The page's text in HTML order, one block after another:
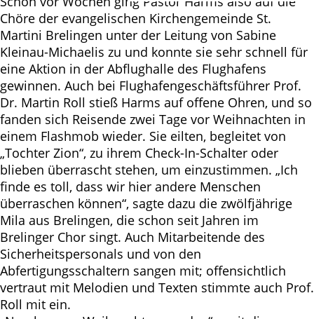
Chöre der evangelischen Kirchengemeinde St.
Martini Brelingen unter der Leitung von Sabine
Kleinau-Michaelis zu und konnte sie sehr schnell für
eine Aktion in der Abflughalle des Flughafens
gewinnen. Auch bei Flughafengeschäftsführer Prof.
Dr. Martin Roll stieß Harms auf offene Ohren, und so
fanden sich Reisende zwei Tage vor Weihnachten in
einem Flashmob wieder. Sie eilten, begleitet von
„Tochter Zion“, zu ihrem Check-In-Schalter oder
blieben überrascht stehen, um einzustimmen. „Ich
finde es toll, dass wir hier andere Menschen
überraschen können“, sagte dazu die zwölfjährige
Mila aus Brelingen, die schon seit Jahren im
Brelinger Chor singt. Auch Mitarbeitende des
Sicherheitspersonals und von den
Abfertigungsschaltern sangen mit; offensichtlich
vertraut mit Melodien und Texten stimmte auch Prof.
Roll mit ein.